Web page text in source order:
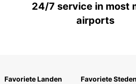
24/7 service in most
airports
Favoriete Landen
Favoriete